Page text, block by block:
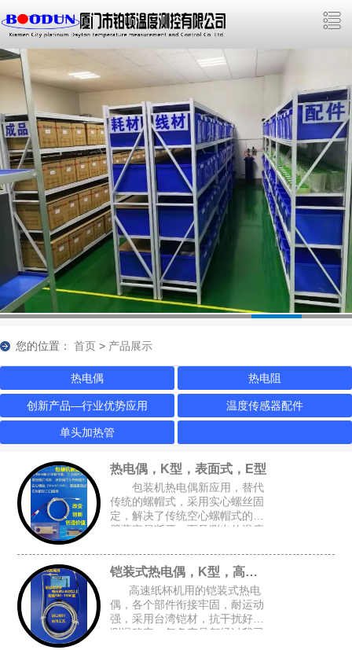
您的位置： 首页 > 产品展示
热电偶 热电阻
创新产品—行业优势应用 温度传感器配件
单头加热管
热电偶，K型，表面式，E型
包装机热电偶新应用，替代
传统的螺帽式，采用实心螺丝固
定，解决了传统空心螺帽式的牙
壁薄容易断牙，而且测出的温度
的锁孔，安装空间要求小，适合
包装设备的加热磨具，热封刀铠装式热电偶，K型，高速纸杯机K型偶
高速纸杯机用的铠装式热电
偶，各个部件衔接牢固，耐运动
强，采用台湾铠材，抗干扰好，
测温稳定，每条产品都经过我司